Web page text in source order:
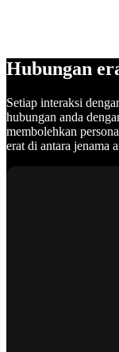
Hubungan
Setiap interaksi
hubungan anda
membolehkan
erat di antara jenama